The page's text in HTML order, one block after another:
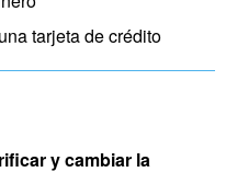
tarjeta de crédito
y cambiar la